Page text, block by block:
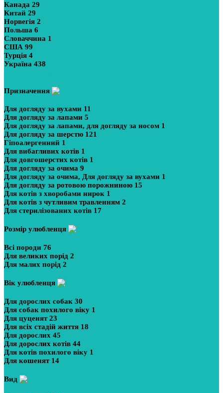
Канада 29
Китай 29
Норвегія 2
Польша 6
Словаччина 1
США 99
Турція 4
Україна 438
Призначення
Для догляду за вухами 11
Для догляду за лапами 5
Для догляду за лапами, для догляду за носом 1
Для догляду за шерстю 121
Гіпоалергенний 1
Для вибагливих котів 1
Для довгошерстих котів 1
Для догляду за очима 9
Для догляду за очима, Для догляду за вухами 1
Для догляду за ротовою порожниною 15
Для котів з хворобами нирок 1
Для котів з чутливим травленням 2
Для стерилізованих котів 17
Розмір улюбленця
Всі породи 76
Для великих порід 2
Для малих порід 2
Вік улюбленця
Для дорослих собак 30
Для собак похилого віку 1
Для цуценят23
Для всіх стадій життя 18
Для дорослих 45
Для дорослих котів 44
Для котів похилого віку 1
Для кошенят 14
Вид